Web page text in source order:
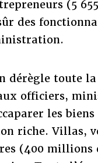
(5
des
dérègle toute la
officiers,
les biens
riche. Villas,
(400 millions